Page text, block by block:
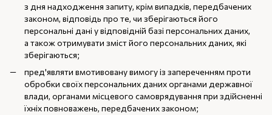
з дня надходження запиту, крім випадків, передбачених
законом, відповідь про те, чи зберігаються його
персональні дані у відповідній базі персональних даних,
а також отримувати зміст його персональних даних, які
зберігаються;
пред'являти вмотивовану вимогу із запереченням проти
обробки своїх персональних даних органами державної
влади, органами місцевого самоврядування при здійсненні
їхніх повноважень, передбачених законом;